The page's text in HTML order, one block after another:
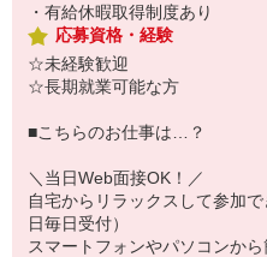
・有給休暇取得制度あり
応募資格・経験
☆未経験歓迎
☆長期就業可能な方
■こちらのお仕事は…？
＼当日Web面接OK！／
自宅からリラックスして参加
日毎日受付）
スマートフォンやパソコンから